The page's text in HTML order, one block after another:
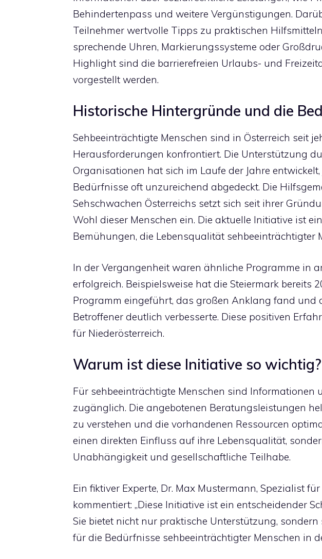
Behindertenpass und weitere Vergünstigungen.
Teilnehmer wertvolle Tipps zu praktischen
sprechende Uhren, Markierungssysteme oder
Highlight sind die barrierefreien Urlaubs- und
vorgestellt werden.
Historische Hintergründe und die
Sehbeeinträchtigte Menschen sind in Österreich seit
Herausforderungen konfrontiert. Die Unterstützung
Organisationen hat sich im Laufe der Jahre
Bedürfnisse oft unzureichend abgedeckt. Die
Sehschwachen Österreichs setzt sich seit ihrer
Wohl dieser Menschen ein. Die aktuelle Initiative ist
Bemühungen, die Lebensqualität sehbeeinträchtigter
In der Vergangenheit waren ähnliche Programme in
erfolgreich. Beispielsweise hat die Steiermark bereits
Programm eingeführt, das großen Anklang fand und
Betroffener deutlich verbesserte. Diese positiven
für Niederösterreich.
Warum ist diese Initiative so wichtig?
Für sehbeeinträchtigte Menschen sind Informationen
zugänglich. Die angebotenen Beratungsleistungen
zu verstehen und die vorhandenen Ressourcen
einen direkten Einfluss auf ihre Lebensqualität,
Unabhängigkeit und gesellschaftliche Teilhabe.
Ein fiktiver Experte, Dr. Max Mustermann, Spezialist
kommentiert: „Diese Initiative ist ein entscheidender
Sie bietet nicht nur praktische Unterstützung,
für die Bedürfnisse sehbeeinträchtigter Menschen in